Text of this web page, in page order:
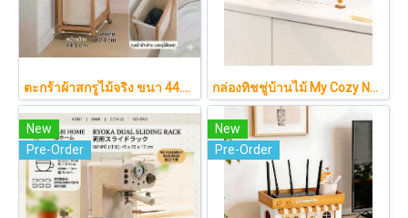
ตะกร้าผ้าสกรูไม้จริง ขนา 44.5cm รุ่น KAWA Minimalist สไตล์ญี่ปุ่นเคลื่อนที่ได้ มีล้อเลื่อน (KAWA) กล่องทิชชู่บ้านไม้ My Cozy Nest สไตล์มินิมอล นอร์ดิก ของแต่งบ้านรูปบ้าน ขนมปัง เบเกอรี่ กล่องใส่กระดาษทิชชู่แบบตั้งโต๊ะ ฝาเปิดแม่เหล็ก เติมกระดาษง่าย
New
Pre-Order
New
Pre-Order